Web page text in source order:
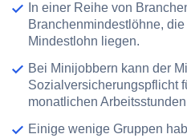
In einer Reihe von
Branchenmindestlöhne,
Mindestlohn liegen.
Bei Minijobbern kann der
Sozialversicherungspflicht
monatlichen
Einige wenige Gruppen